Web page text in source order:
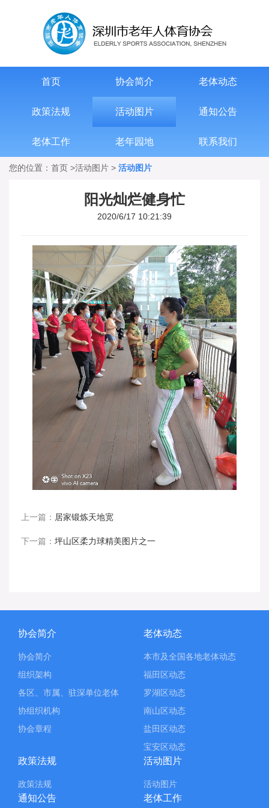
首页 协会简介 老体动态
政策法规 活动图片 通知公告
老体工作 老年园地 联系我们
您的位置： 首页 >活动图片 > 活动图片
阳光灿烂健身忙
2020/6/17 10:21:39
上一篇： 居家锻炼天地宽
下一篇： 坪山区柔力球精美图片之一
协会简介
协会简介
组织架构
各区、市属、驻深单位老体
协组织机构
协会章程
老体动态
本市及全国各地老体动态
福田区动态
罗湖区动态
南山区动态
盐田区动态
宝安区动态
政策法规
政策法规
活动图片
活动图片
通知公告 老体工作